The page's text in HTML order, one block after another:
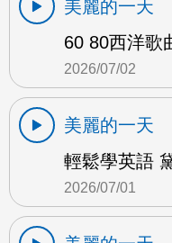
美麗的一天
60 80西洋歌
2026/07/02
美麗的一天
輕鬆學英語
2026/07/01